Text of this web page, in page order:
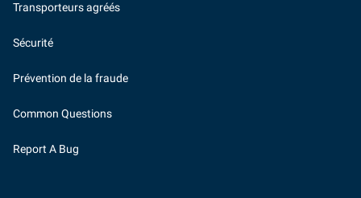
Transporteurs agréés
Sécurité
Prévention de la fraude
Common Questions
Report A Bug